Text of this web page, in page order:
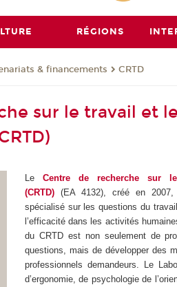
RÉGIONS
& financements CRTD
sur le travail et le
Le Centre de recherche sur
(CRTD)(EA 4132), créé en 2007,
spécialisé sur les questions du
l’efficacité dans les activités
du CRTD est non seulement de
questions, mais de développer des
professionnels demandeurs. Le
d’ergonomie, de psychologie de